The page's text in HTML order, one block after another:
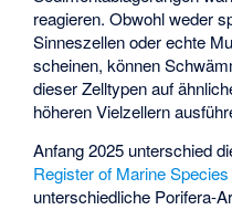
reagieren. Obwohl weder
Sinneszellen oder echte
scheinen, können
dieser Zelltypen auf
höheren Vielzellern
Anfang 2025 unterschied
Register of Marine Species
unterschiedliche Porifera-